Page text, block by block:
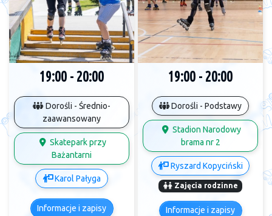
19:00 - 20:00
Dorośli - Średnio-
zaawansowany
Skatepark przy
Bażantarni
Karol Pałyga
Informacje i zapisy
19:00 - 20:00
Dorośli - Podstawy
Stadion Narodowy
brama nr 2
Ryszard Kopyciński
Zajęcia rodzinne
Informacje i zapisy